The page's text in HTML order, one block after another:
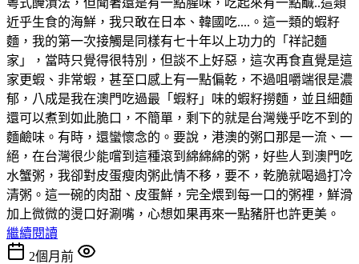
近乎生食的海鮮，我只敢在日本、韓國吃....。這一類的蝦籽
麵，我的第一次接觸是同樣有七十年以上功力的「祥記麵
家」，當時只覺得很特別，但談不上好惡，這次再食直覺是這
家更蝦、非常蝦，甚至口感上有一點偏乾，不過咀嚼端很是濃
郁，八成是我在澳門吃過最「蝦籽」味的蝦籽撈麵，並且細麵
還可以煮到如此脆口，不簡單，剩下的就是台灣幾乎吃不到的
麵鹼味。有時，還蠻懷念的。要說，港澳的粥口那是一流、一
絕，在台灣很少能嚐到這種滾到綿綿綿的粥，好些人到澳門吃
水蟹粥，我卻對皮蛋瘦肉粥此情不移，要不，乾脆就喝過打冷
清粥。這一碗的肉甜、皮蛋鮮，完全煨到每一口的粥裡，鮮滑
加上微微的燙口好涮嘴，心想如果再來一點豬肝也許更美。
繼續閱讀
2個月前